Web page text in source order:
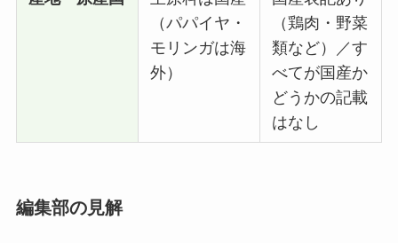
（パパイヤ・
モリンガは海
外）
（鶏肉・野菜
類など）／す
べてが国産か
どうかの記載
はなし
編集部の見解